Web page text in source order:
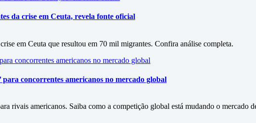
da crise em Ceuta, revela fonte oficial
em Ceuta que resultou em 70 mil migrantes. Confira análise completa.
concorrentes americanos no mercado global
rivais americanos. Saiba como a competição global está mudando o mercado